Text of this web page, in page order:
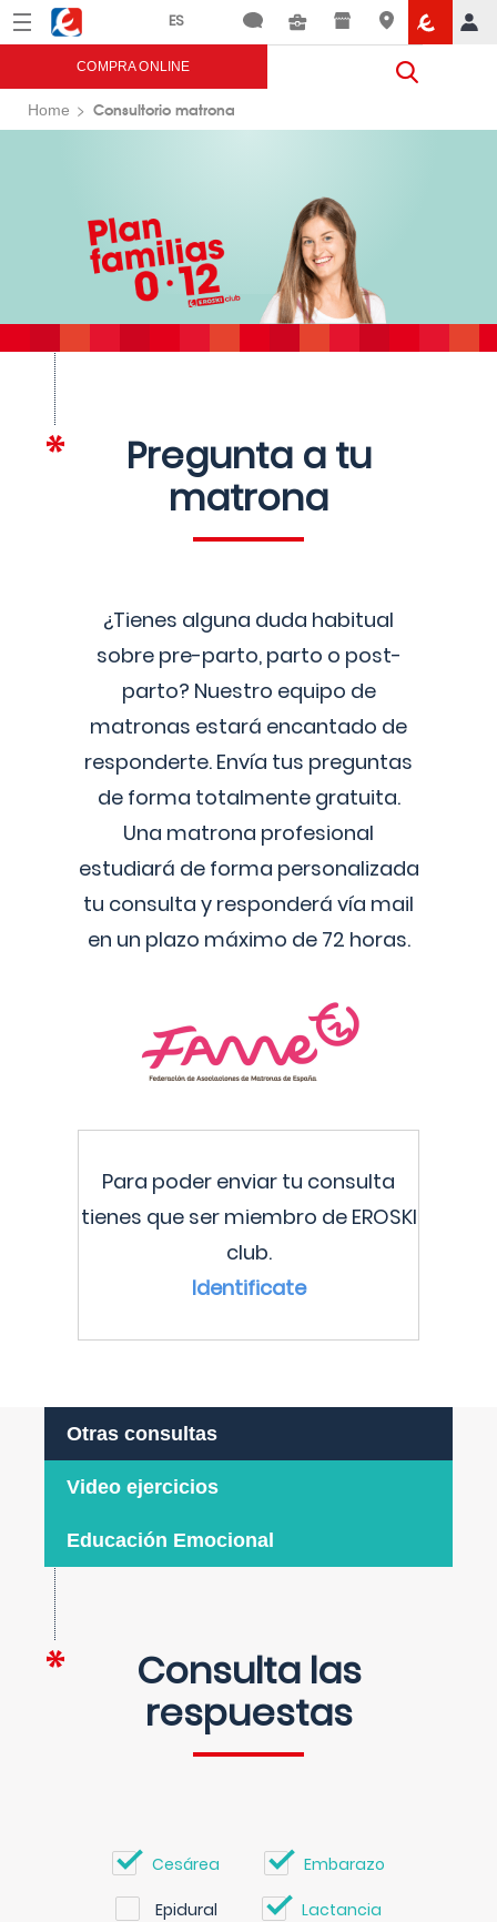
Menú Eroski
COMPRA ONLINE
Home Consultorio matrona
Pregunta a tu
matrona
¿Tienes alguna duda habitual
sobre pre-parto, parto o post-
parto? Nuestro equipo de
matronas estará encantado de
responderte. Envía tus preguntas
de forma totalmente gratuita.
Una matrona profesional
estudiará de forma personalizada
tu consulta y responderá vía mail
en un plazo máximo de 72 horas.
Para poder enviar tu consulta
tienes que ser miembro de EROSKI
club.
Identificate
Otras consultas
Video ejercicios
Educación Emocional
Consulta las
respuestas
Cesárea Embarazo
Epidural Lactancia